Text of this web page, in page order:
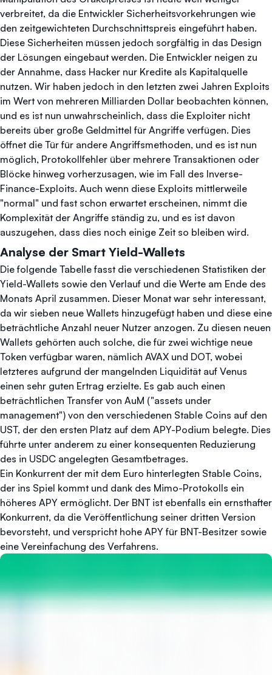
verbreitet, da die Entwickler Sicherheitsvorkehrungen wie
den zeitgewichteten Durchschnittspreis eingeführt haben.
Diese Sicherheiten müssen jedoch sorgfältig in das Design
der Lösungen eingebaut werden. Die Entwickler neigen zu
der Annahme, dass Hacker nur Kredite als Kapitalquelle
nutzen. Wir haben jedoch in den letzten zwei Jahren Exploits
im Wert von mehreren Milliarden Dollar beobachten können,
und es ist nun unwahrscheinlich, dass die Exploiter nicht
bereits über große Geldmittel für Angriffe verfügen. Dies
öffnet die Tür für andere Angriffsmethoden, und es ist nun
möglich, Protokollfehler über mehrere Transaktionen oder
Blöcke hinweg vorherzusagen, wie im Fall des Inverse-
Finance-Exploits. Auch wenn diese Exploits mittlerweile
"normal" und fast schon erwartet erscheinen, nimmt die
Komplexität der Angriffe ständig zu, und es ist davon
auszugehen, dass dies noch einige Zeit so bleiben wird.
Analyse der Smart Yield-Wallets
Die folgende Tabelle fasst die verschiedenen Statistiken der
Yield-Wallets sowie den Verlauf und die Werte am Ende des
Monats April zusammen. Dieser Monat war sehr interessant,
da wir sieben neue Wallets hinzugefügt haben und diese eine
beträchtliche Anzahl neuer Nutzer anzogen. Zu diesen neuen
Wallets gehörten auch solche, die für zwei wichtige neue
Token verfügbar waren, nämlich AVAX und DOT, wobei
letzteres aufgrund der mangelnden Liquidität auf Venus
einen sehr guten Ertrag erzielte. Es gab auch einen
beträchtlichen Transfer von AuM ("assets under
management") von den verschiedenen Stable Coins auf den
UST, der den ersten Platz auf dem APY-Podium belegte. Dies
führte unter anderem zu einer konsequenten Reduzierung
des in USDC angelegten Gesamtbetrages.
Ein Konkurrent der mit dem Euro hinterlegten Stable Coins,
der ins Spiel kommt und dank des Mimo-Protokolls ein
höheres APY ermöglicht. Der BNT ist ebenfalls ein ernsthafter
Konkurrent, da die Veröffentlichung seiner dritten Version
bevorsteht, und verspricht hohe APY für BNT-Besitzer sowie
eine Vereinfachung des Verfahrens.